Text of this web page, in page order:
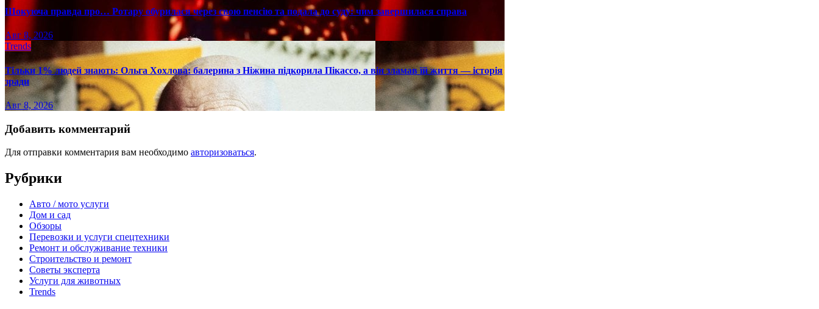
Шокуюча правда про… Ротару обурилася через свою пенсію та подала до суду: чим завершилася справа
Авг 8, 2026
Trends
Тільки 1% людей знають: Ольга Хохлова: балерина з Ніжина підкорила Пікассо, а він зламав їй життя — історія
зради
Авг 8, 2026
Добавить комментарий
Для отправки комментария вам необходимо авторизоваться.
Рубрики
Авто / мото услуги
Дом и сад
Обзоры
Перевозки и услуги спецтехники
Ремонт и обслуживание техники
Строительство и ремонт
Советы эксперта
Услуги для животных
Trends